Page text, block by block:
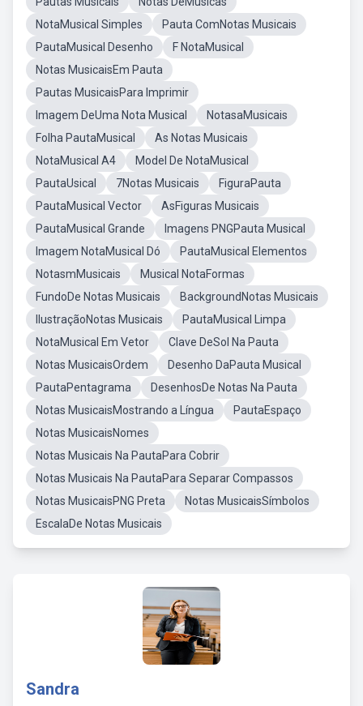
NotaMusical Simples
Pauta ComNotas Musicais
PautaMusical Desenho
F NotaMusical
Notas MusicaisEm Pauta
Pautas MusicaisPara Imprimir
Imagem DeUma Nota Musical
NotasaMusicais
Folha PautaMusical
As Notas Musicais
NotaMusical A4
Model De NotaMusical
PautaUsical
7Notas Musicais
FiguraPauta
PautaMusical Vector
AsFiguras Musicais
PautaMusical Grande
Imagens PNGPauta Musical
Imagem NotaMusical Dó
PautaMusical Elementos
NotasmMusicais
Musical NotaFormas
FundoDe Notas Musicais
BackgroundNotas Musicais
IlustraçãoNotas Musicais
PautaMusical Limpa
NotaMusical Em Vetor
Clave DeSol Na Pauta
Notas MusicaisOrdem
Desenho DaPauta Musical
PautaPentagrama
DesenhosDe Notas Na Pauta
Notas MusicaisMostrando a Língua
PautaEspaço
Notas MusicaisNomes
Notas Musicais Na PautaPara Cobrir
Notas Musicais Na PautaPara Separar Compassos
Notas MusicaisPNG Preta
Notas MusicaisSímbolos
EscalaDe Notas Musicais
Sandra